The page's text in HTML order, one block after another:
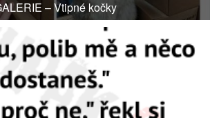
– Vtipné kočky